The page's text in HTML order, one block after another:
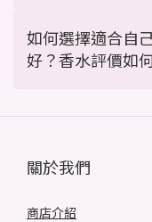
如何選擇適合自
好？香水評價如
關於我們
商店介紹